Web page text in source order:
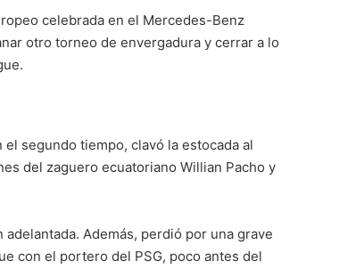
celebrada en el Mercedes-Benz
otro torneo de envergadura y cerrar a lo
segundo tiempo, clavó la estocada al
del zaguero ecuatoriano Willian Pacho y
Además, perdió por una grave
con el portero del PSG, poco antes del